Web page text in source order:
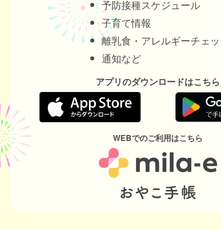
予防接種スケジュール
子育て情報
離乳食・アレルギーチェ
通知など
アプリのダウンロードはこちら
WEBでのご利用はこちら